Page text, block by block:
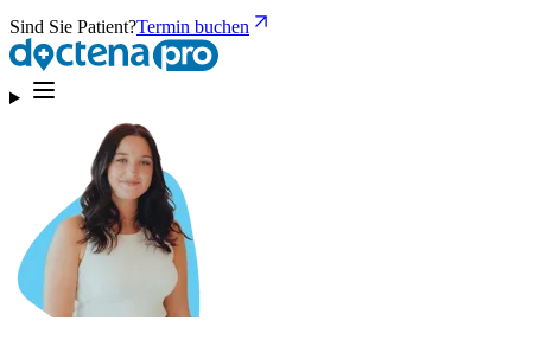
Sind Sie Patient?Termin buchen